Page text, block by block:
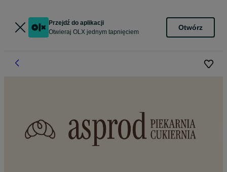
Przejdź do aplikacji
Otwieraj OLX jednym tapnięciem
Otwórz